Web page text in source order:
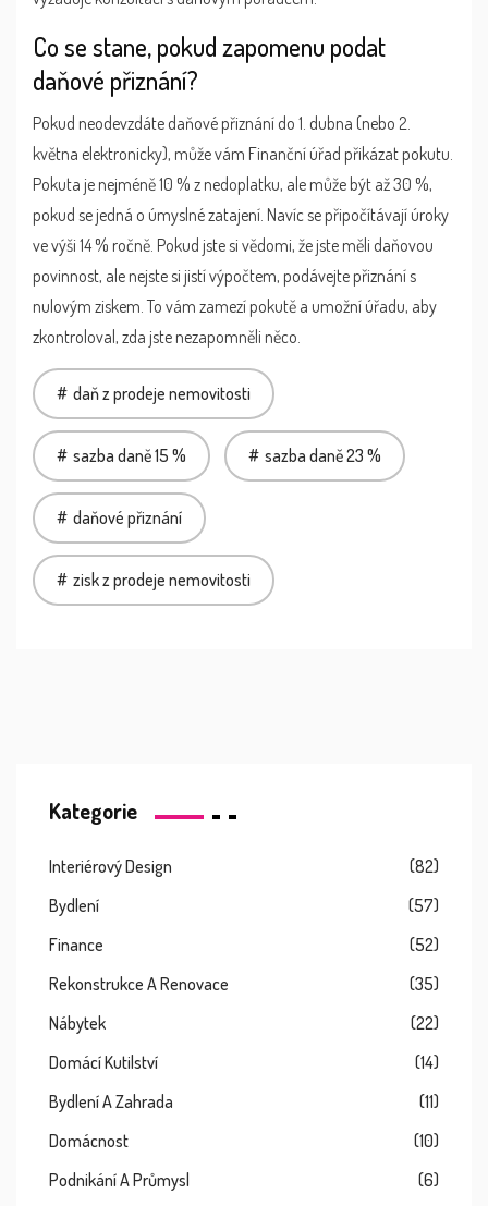
Co se stane, pokud zapomenu podat
daňové přiznání?
Pokud neodevzdáte daňové přiznání do 1. dubna (nebo 2.
května elektronicky), může vám Finanční úřad přikázat pokutu.
Pokuta je nejméně 10 % z nedoplatku, ale může být až 30 %,
pokud se jedná o úmyslné zatajení. Navíc se připočítávají úroky
ve výši 14 % ročně. Pokud jste si vědomi, že jste měli daňovou
povinnost, ale nejste si jistí výpočtem, podávejte přiznání s
nulovým ziskem. To vám zamezí pokutě a umožní úřadu, aby
zkontroloval, zda jste nezapomněli něco.
daň z prodeje nemovitosti
sazba daně 15 % sazba daně 23 %
daňové přiznání
zisk z prodeje nemovitosti
Kategorie
Interiérový Design
(82)
Bydlení
(57)
Finance
(52)
Rekonstrukce A Renovace
(35)
Nábytek
(22)
Domácí Kutilství
(14)
Bydlení A Zahrada
(11)
Domácnost
(10)
Podnikání A Průmysl
(6)